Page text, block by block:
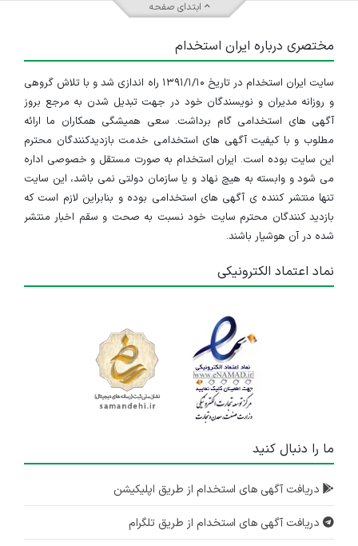
خراسان رضوی
۲ سال پیش منقضی شده
ابتدای صفحه
مختصری درباره ایران استخدام
سایت ایران استخدام در تاریخ ۱۳۹۱/۱/۱۰ راه اندازی شد و با تلاش گروهی
و روزانه مدیران و نویسندگان خود در جهت تبدیل شدن به مرجع بروز
آگهی های استخدامی گام برداشت. سعی همیشگی همکاران ما ارائه
مطلوب و با کیفیت آگهی های استخدامی خدمت بازدیدکنندگان محترم
این سایت بوده است. ایران استخدام به صورت مستقل و خصوصی اداره
می شود و وابسته به هیچ نهاد و یا سازمان دولتی نمی باشد، این سایت
تنها منتشر کننده ی آگهی های استخدامی بوده و بنابراین لازم است که
بازدید کنندگان محترم سایت خود نسبت به صحت و سقم اخبار منتشر
شده در آن هوشیار باشند.
نماد اعتماد الکترونیکی
ما را دنبال کنید
دریافت آگهی های استخدام از طریق اپلیکیشن
دریافت آگهی های استخدام از طریق تلگرام